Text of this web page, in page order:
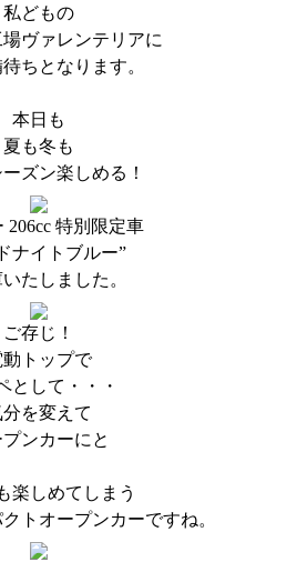
私どもの
ヴァレンテリアに
ちとなります。
本日も
夏も冬も
ズン楽しめる！
206cc 特別限定車
ナイトブルー”
たしました。
ご存じ！
動トップで
として・・・
を変えて
ンカーにと
楽しめてしまう
トオープンカーですね。